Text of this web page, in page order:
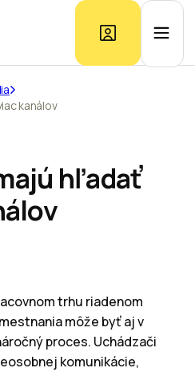
Ponuka kancelárií
Prieskum trhu
Kontakt
kanálov
hľadať
trhu riadenom
môže byť aj v
proces. Uchádzači
komunikácie,